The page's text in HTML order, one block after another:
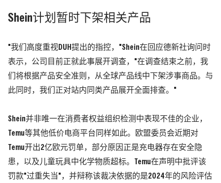
Shein计划暂时下架相关产品
"我们高度重视DUH提出的指控，"Shein在回应德新社询问时
表示，公司目前正就此事展开调查，"在调查结束之前，我
们将根据产品安全准则，从全球产品线中下架涉事商品。与
此同时，我们正对站内同类产品展开全面排查。"
Shein并非唯一在消费者权益组织检测中表现不佳的企业，
Temu等其他低价电商平台同样如此。欧盟委员会近期对
Temu开出2亿欧元罚单，部分原因正是充电器存在安全隐
患，以及儿童玩具中化学物质超标。Temu在声明中批评该
罚款"过重失当"，并辩称该裁决依据的是2024年的风险评估